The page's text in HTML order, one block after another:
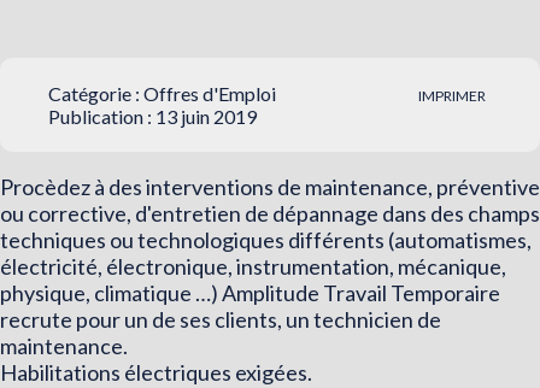
IMPRIMER
Catégorie : Offres d'Emploi
Publication : 13 juin 2019
Procèdez à des interventions de maintenance, préventive
ou corrective, d'entretien de dépannage dans des champs
techniques ou technologiques différents (automatismes,
électricité, électronique, instrumentation, mécanique,
physique, climatique …) Amplitude Travail Temporaire
recrute pour un de ses clients, un technicien de
maintenance.
Habilitations électriques exigées.